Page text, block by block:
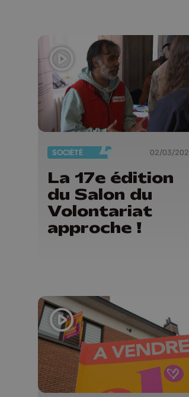
SOCIÉTÉ 02/03/
La 17e édition
du Salon du
Volontariat
approche !